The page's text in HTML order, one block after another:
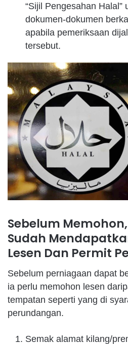
“Sijil Pengesahan Halal”
dokumen-dokumen
apabila pemeriksaan
tersebut.
Sebelum
Sudah
Lesen Dan Permit
Sebelum perniagaan dapat
ia perlu memohon lesen
tempatan seperti yang di
perundangan.
Semak alamat kilang/